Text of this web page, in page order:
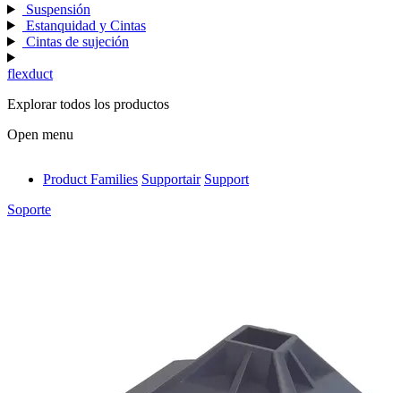
Suspensión
Estanquidad y Cintas
Cintas de sujeción
flexduct
Explorar todos los productos
Open menu
antivib
isolfix
Product Families Supportair Support
Soporte